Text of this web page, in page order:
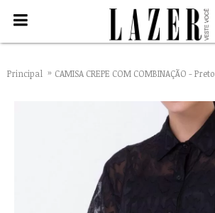
Principal CAMISA CREPE COM COMBINAÇÃO - Preto